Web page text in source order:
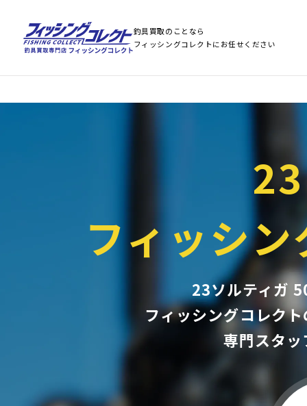
釣具買取のことなら
フィッシングコレクトにお任せください
Warning: Array to string conversion in
フィッシ
23ソルティガ
フィッシングコレク
専門スタ